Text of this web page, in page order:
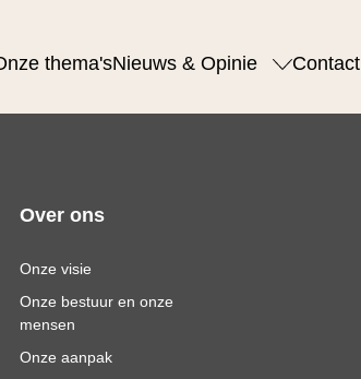
thema'sNieuws & Opinie Contact
Over ons
Onze visie
Onze bestuur en onze
mensen
Onze aanpak